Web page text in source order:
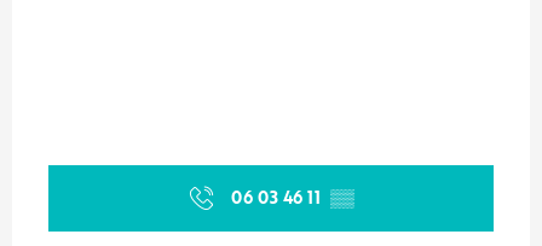
06 03 46 11 ▒▒